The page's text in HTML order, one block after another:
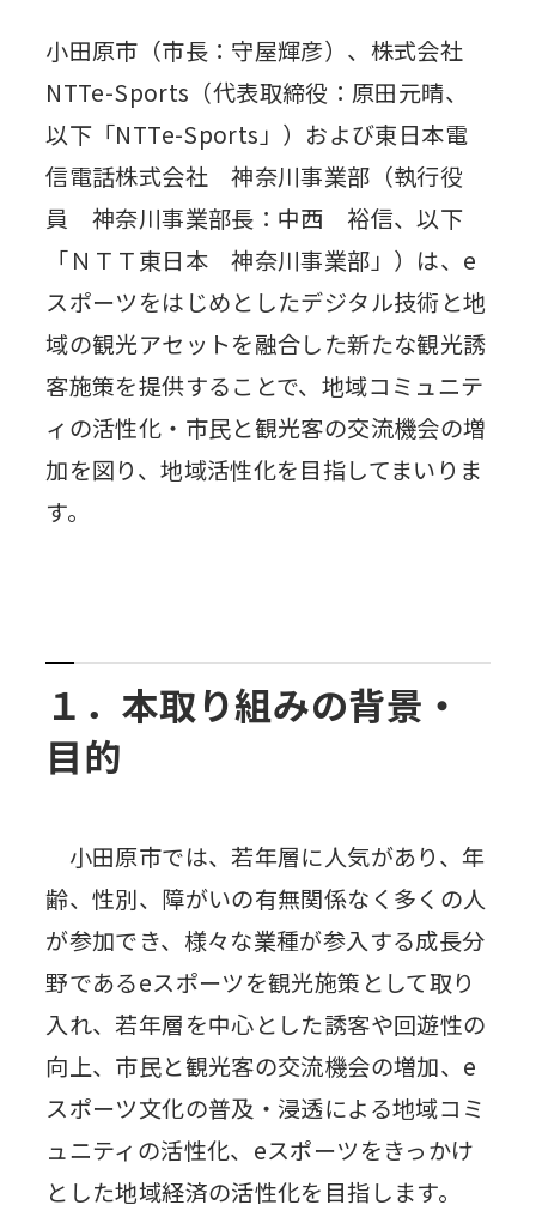
小田原市（市長：守屋輝彦）、株式会社
NTTe-Sports（代表取締役：原田元晴、
以下「NTTe-Sports」）および東日本電
信電話株式会社 神奈川事業部（執行役
員 神奈川事業部長：中西 裕信、以下
「ＮＴＴ東日本 神奈川事業部」）は、e
スポーツをはじめとしたデジタル技術と地
域の観光アセットを融合した新たな観光誘
客施策を提供することで、地域コミュニテ
ィの活性化・市民と観光客の交流機会の増
加を図り、地域活性化を目指してまいりま
す。
１．本取り組みの背景・
目的
小田原市では、若年層に人気があり、年
齢、性別、障がいの有無関係なく多くの人
が参加でき、様々な業種が参入する成長分
野であるeスポーツを観光施策として取り
入れ、若年層を中心とした誘客や回遊性の
向上、市民と観光客の交流機会の増加、e
スポーツ文化の普及・浸透による地域コミ
ュニティの活性化、eスポーツをきっかけ
とした地域経済の活性化を目指します。